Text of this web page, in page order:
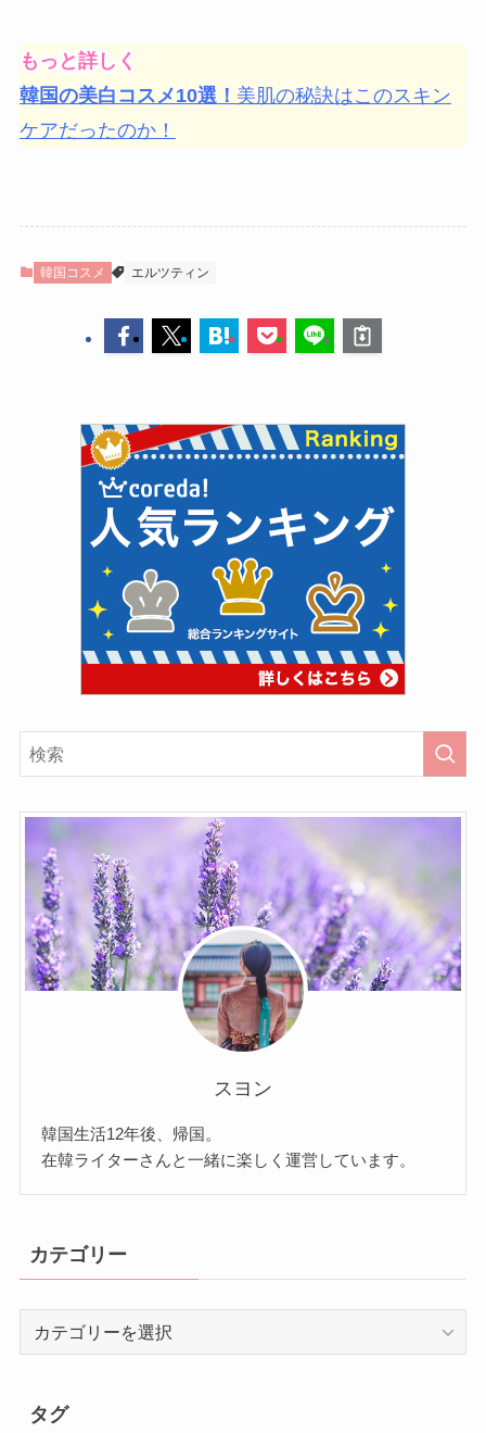
もっと詳しく
韓国の美白コスメ10選！ 美肌の秘訣はこのスキン
ケアだったのか！
韓国コスメ エルツティン
スヨン
韓国生活12年後、帰国。
在韓ライターさんと一緒に楽しく運営しています。
カテゴリー
タグ